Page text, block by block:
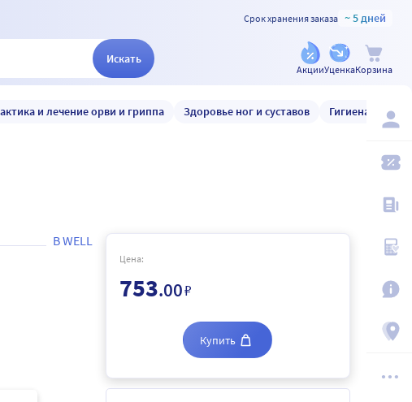
Срок хранения заказа ~ 5 дней
Искать
АкцииУценкаКорзина
и лечение орви и гриппа Здоровье ног и суставов Гигиена и уход
B WELL
Цена:
753.00₽
Купить